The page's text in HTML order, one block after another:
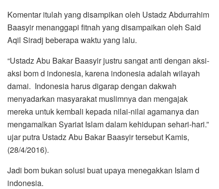
Komentar itulah yang disampikan oleh Ustadz Abdurrahim
Baasyir menanggapi fitnah yang disampaikan oleh Said
Aqil Siradj beberapa waktu yang lalu.
“Ustadz Abu Bakar Baasyir justru sangat anti dengan aksi-
aksi bom d indonesia, karena indonesia adalah wilayah
damai. Indonesia harus digarap dengan dakwah
menyadarkan masyarakat muslimnya dan mengajak
mereka untuk kembali kepada nilai-nilai agamanya dan
mengamalkan Syariat Islam dalam kehidupan sehari-hari.”
ujar putra Ustadz Abu Bakar Baasyir tersebut Kamis,
(28/4/2016).
Jadi bom bukan solusi buat upaya menegakkan Islam d
indonesia.